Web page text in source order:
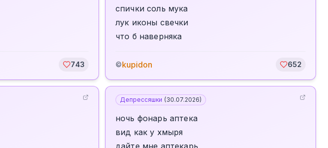
743
спички соль мука
лук иконы свечки
что б наверняка
©kupidon 652
Депрессяшки (30.07.2026)
ночь фонарь аптека
вид как у хмыря
дайте мне аптекарь